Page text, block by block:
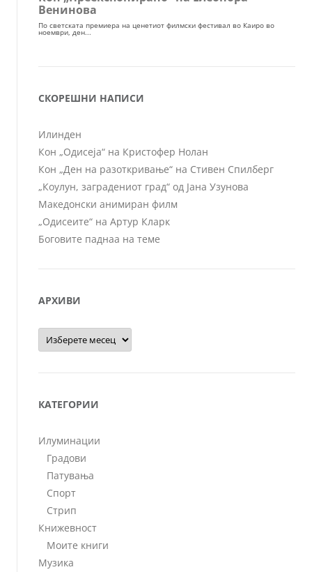
СКОРЕШНИ НАПИСИ
Илинден
Кон „Одисеја“ на Кристофер Нолан
Кон „Ден на разоткривање“ на Стивен Спилберг
„Коулун, заградениот град“ од Јана Узунова
Македонски анимиран филм
„Одисеите“ на Артур Кларк
Боговите паднаа на теме
АРХИВИ
Архиви
КАТЕГОРИИ
Илуминации
Градови
Патувања
Спорт
Стрип
Книжевност
Моите книги
Музика